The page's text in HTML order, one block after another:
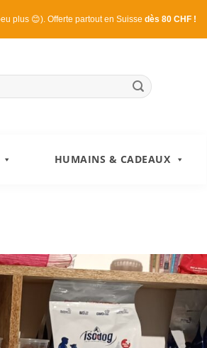
plus 😊). Offerte partout en Suisse dès 80 CHF !
HUMAINS & CADEAUX